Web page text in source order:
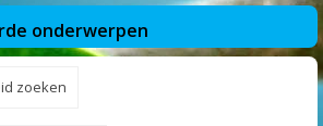
onderwerpen
zoeken